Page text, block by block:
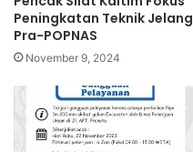
Peningkatan Teknik Jelang
Pra-POPNAS
November 9, 2024